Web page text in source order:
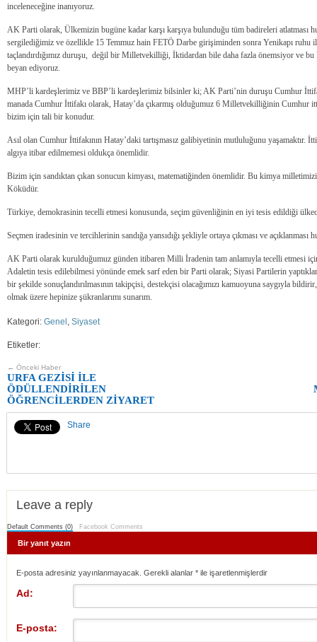
inceleneceğine inanıyoruz.
AK Parti olarak, Ülkemizin bugüne kadar karşı karşıya bulunduğu tüm badireleri atlatması
sergilediğimiz ve özellikle 15 Temmuz hain FETÖ Darbe girişiminden sonra Yenikapı ruhu
taçlandırdığımız duruşu, değil bir Milletvekilliği, İktidardan bile daha fazla önemsiyor ve
beyan ediyoruz.
MHP’li kardeşlerimiz ve BBP’li kardeşlerimiz bilsinler ki; AK Parti’nin duruşu Cumhur
manada Cumhur İttifakı olarak, Hatay’da çıkarmış olduğumuz 6 Milletvekilliğinin Cumhur
bizim için tali bir konudur.
Asıl olan Cumhur İttifakının Hatay’daki tartışmasız galibiyetinin mutluluğunu yaşamaktır.
algıya itibar edilmemesi oldukça önemlidir.
Bizim için sandıktan çıkan sonucun kimyası, matematiğinden önemlidir. Bu kimya
Köküdür.
Türkiye, demokrasinin tecelli etmesi konusunda, seçim güvenliğinin en iyi tesis edildiği
Seçmen iradesinin ve tercihlerinin sandığa yansıdığı şekliyle ortaya çıkması ve
AK Parti olarak kurulduğumuz günden itibaren Milli İradenin tam anlamıyla tecelli etmesi
Adaletin tesis edilebilmesi yönünde emek sarf eden bir Parti olarak; Siyasi Partilerin
bir şekilde sonuçlandırılmasının takipçisi, destekçisi olacağımızı kamuoyuna saygıyla bildirir,
olmak üzere hepinize şükranlarımı sunarım.
Kategori: Genel , Siyaset
Etiketler:
← Önceki Haber
URFA GEZİSİ İLE
ÖDÜLLENDİRİLEN
ÖĞRENCİLERDEN ZİYARET
Share
Leave a reply
Default Comments (0) Facebook Comments
Bir yanıt yazın
E-posta adresiniz yayınlanmayacak. Gerekli alanlar * ile işaretlenmişlerdir
Ad:
E-posta: